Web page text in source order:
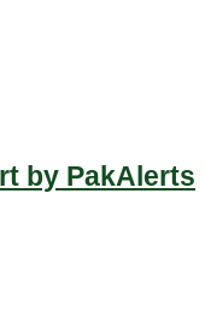
by PakAlerts